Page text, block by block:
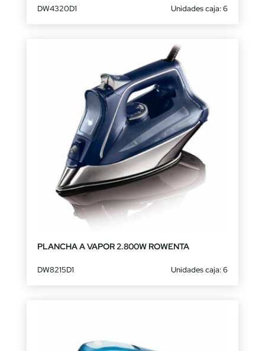
DW4320D1 Unidades caja: 6
PLANCHA A VAPOR 2.800W ROWENTA
DW8215D1 Unidades caja: 6